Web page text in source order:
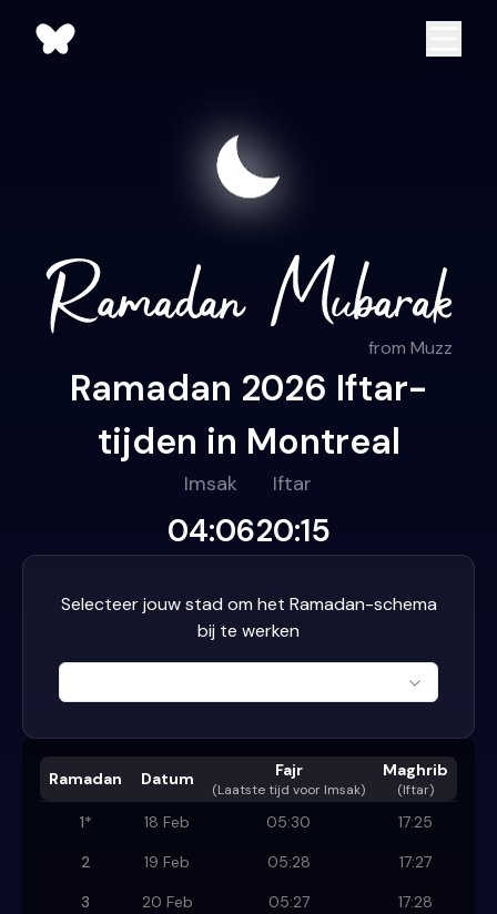
from Muzz
Ramadan 2026 Iftar-
tijden in Montreal
Imsak
04:06
Iftar
20:15
Selecteer jouw stad om het Ramadan-schema
bij te werken
Ramadan Datum Fajr
(Laatste tijd voor Imsak)
Maghrib
(Iftar)
1* 18 Feb 05:30
17:25
2
19 Feb 05:28
17:27
3
20 Feb 05:27
17:28